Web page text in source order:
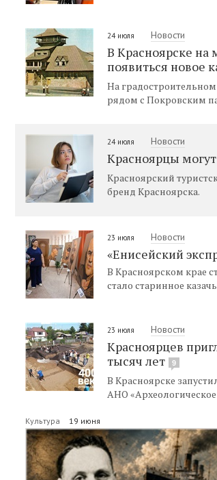
24 июля Новости
В Красноярске на
появиться новое
На
рядом с Покровским
24 июля Новости
Красноярцы
Красноярский
бренд Красноярска.
23 июля Новости
«Енисейский
В Красноярском крае
стало старинное
23 июля Новости
Красноярцев
тысяч лет
9
В Красноярске
АНО
Культура 19 июня